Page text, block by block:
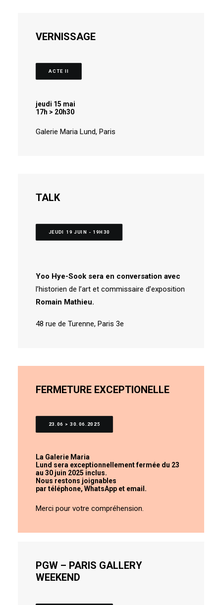
VERNISSAGE
ACTE II
jeudi 15 mai
17h > 20h30
Galerie Maria Lund, Paris
TALK
JEUDI 19 JUIN - 19H30
Yoo Hye-Sook sera en conversation avec
l’historien de l’art et commissaire d’exposition
Romain Mathieu.
48 rue de Turenne, Paris 3e
FERMETURE EXCEPTIONELLE
23.06 > 30.06.2025
La Galerie Maria
Lund sera exceptionnellement fermée du 23
au 30 juin 2025 inclus.
Nous restons joignables
par téléphone, WhatsApp et email .
Merci pour votre compréhension.
PGW – PARIS GALLERY
WEEKEND